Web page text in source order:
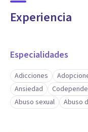
Experiencia
Especialidades
Adicciones
Ansiedad
Abuso sexual
Abuso